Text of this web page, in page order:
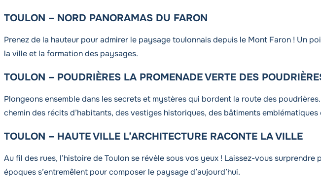
TOULON – NORD PANORAMAS DU FARON
Prenez de la hauteur pour admirer le paysage toulonnais depuis le Mont Faron ! Un
la ville et la formation des paysages.
TOULON – POUDRIÈRES LA PROMENADE VERTE DES
Plongeons ensemble dans les secrets et mystères qui bordent la route des
chemin des récits d’habitants, des vestiges historiques, des bâtiments
TOULON – HAUTE VILLE L’ARCHITECTURE RACONTE LA VILLE
Au fil des rues, l’histoire de Toulon se révèle sous vos yeux ! Laissez-vous
époques s’entremêlent pour composer le paysage d’aujourd’hui.